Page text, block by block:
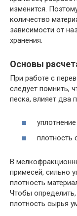
изменится.
количество
зависимости от
хранения.
Основы
При работе с
следует помнить,
песка, влияет два
плотность
В
примесей, сильно
плотность
Чтобы
плотность сырья